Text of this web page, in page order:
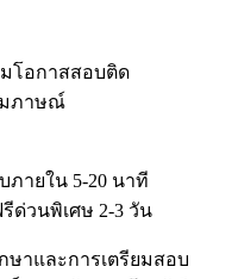
โอกาสสอบติด
มภาษณ์
ภายใน 5-20 นาที
ด่วนพิเศษ 2-3 วัน
าและการเตรียมสอบ